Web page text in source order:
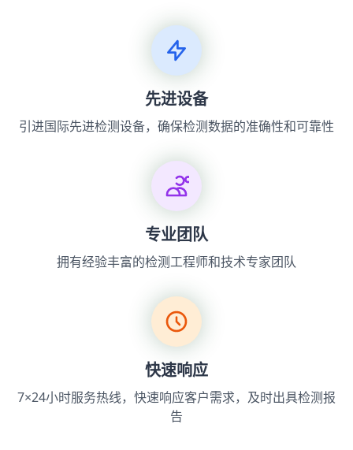
先进设备
引进国际先进检测设备，确保检测数据的准确性和可靠性
专业团队
拥有经验丰富的检测工程师和技术专家团队
快速响应
7×24小时服务热线，快速响应客户需求，及时出具检测报
告